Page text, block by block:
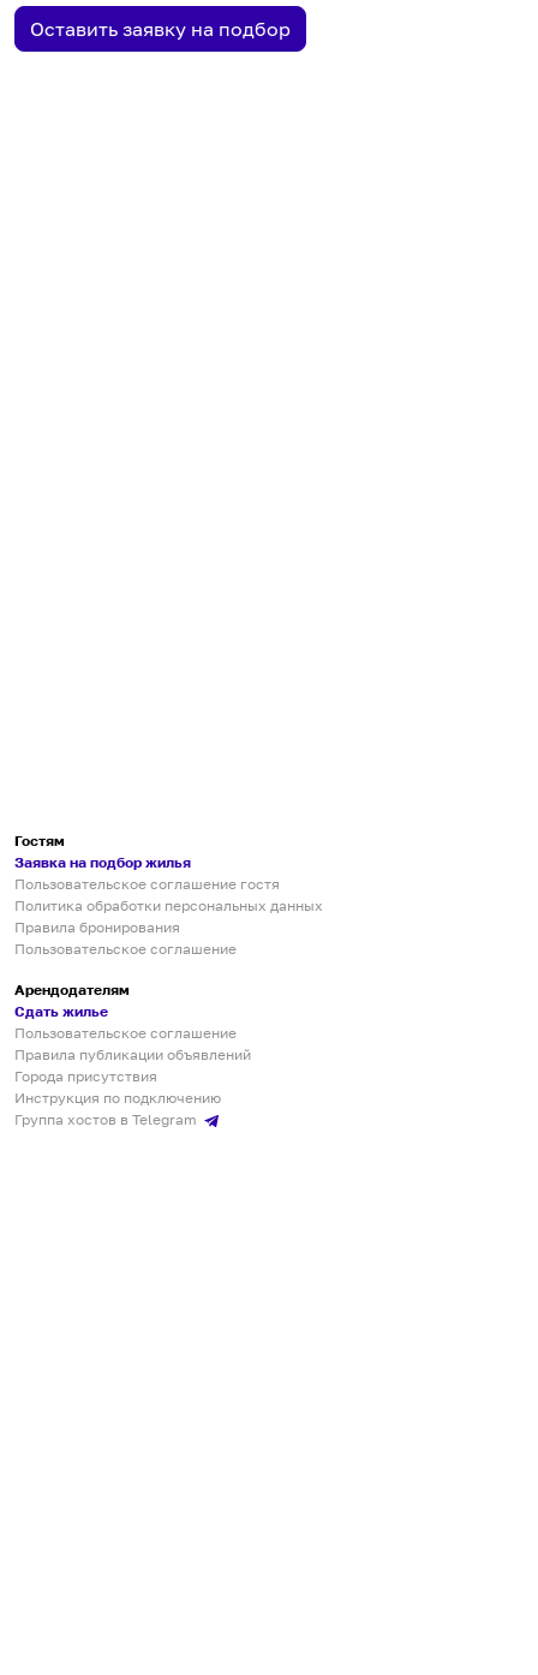
Оставить заявку на подбор
Гостям
Заявка на подбор жилья
Пользовательское соглашение гостя
Политика обработки персональных данных
Правила бронирования
Пользовательское соглашение
Арендодателям
Сдать жилье
Пользовательское соглашение
Правила публикации объявлений
Города присутствия
Инструкция по подключению
Группа хостов в Telegram